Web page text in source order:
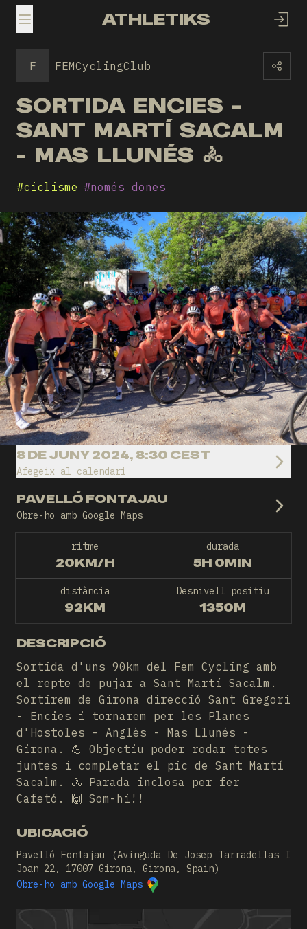
TOGGLE MENUATHLETIKS
F FEMCyclingClub
SORTIDA ENCIES -
SANT MARTÍ SACALM
- MAS LLUNÉS 🚴
#ciclisme #només dones
8 DE JUNY 2024, 8:30 CEST
Afegeix al calendari
PAVELLÓ FONTAJAU
Obre-ho amb Google Maps
ritme
20KM/H
durada
5H 0MIN
distància
92KM
Desnivell positiu
1350M
DESCRIPCIÓ
Sortida d'uns 90km del Fem Cycling amb
el repte de pujar a Sant Martí Sacalm.
Sortirem de Girona direcció Sant Gregori
- Encies i tornarem per les Planes
d'Hostoles - Anglès - Mas Llunés -
Girona. 💪 Objectiu poder rodar totes
juntes i completar el pic de Sant Martí
Sacalm. 🚴 Parada inclosa per fer
Cafetó. 🙌 Som-hi!!
UBICACIÓ
Pavelló Fontajau (Avinguda De Josep Tarradellas I
Joan 22, 17007 Girona, Girona, Spain)
Obre-ho amb Google Maps